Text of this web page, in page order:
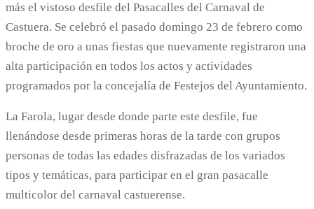
más el vistoso desfile del Pasacalles del Carnaval de
Castuera. Se celebró el pasado domingo 23 de febrero como
broche de oro a unas fiestas que nuevamente registraron una
alta participación en todos los actos y actividades
programados por la concejalía de Festejos del Ayuntamiento.
La Farola, lugar desde donde parte este desfile, fue
llenándose desde primeras horas de la tarde con grupos
personas de todas las edades disfrazadas de los variados
tipos y temáticas, para participar en el gran pasacalle
multicolor del carnaval castuerense.